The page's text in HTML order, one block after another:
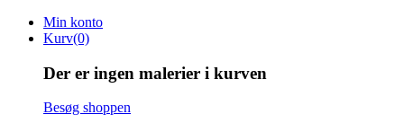
Skip
Min konto
Kurv(0)
Der er ingen malerier i kurven
Besøg shoppen